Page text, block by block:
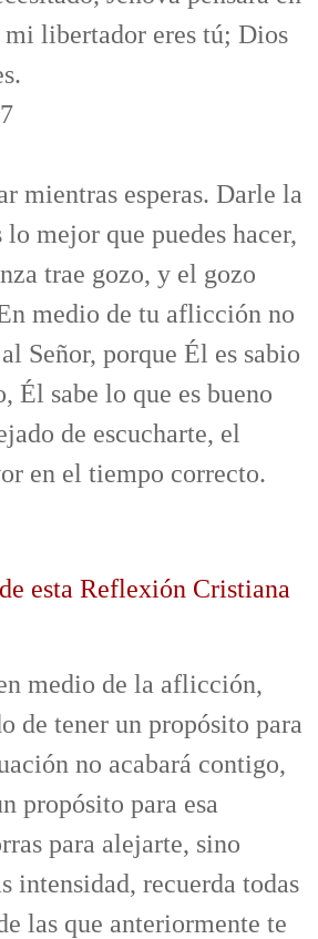
libertador eres tú; Dios
mientras esperas. Darle la
mejor que puedes hacer,
trae gozo, y el gozo
medio de tu aflicción no
Señor, porque Él es sabio
Él sabe lo que es bueno
de escucharte, el
en el tiempo correcto.
esta Reflexión Cristiana
medio de la aflicción,
de tener un propósito para
no acabará contigo,
propósito para esa
para alejarte, sino
intensidad, recuerda todas
las que anteriormente te